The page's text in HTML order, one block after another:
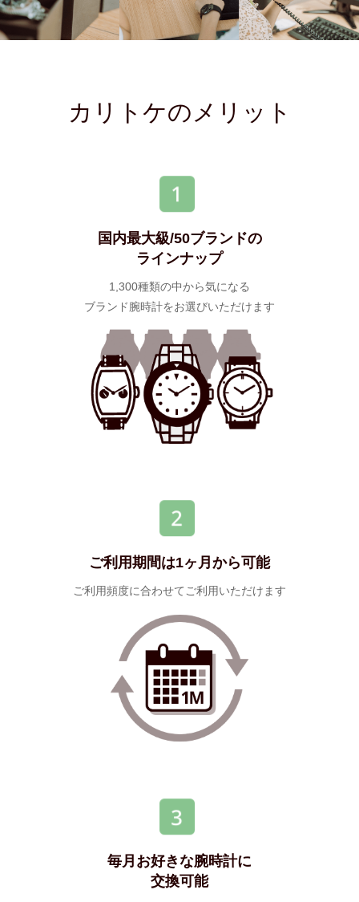
カリトケのメリット
国内最大級/50ブランドの
ラインナップ
1,300種類の中から気になる
ブランド腕時計をお選びいただけます
ご利用期間は1ヶ月から可能
ご利用頻度に合わせてご利用いただけます
毎月お好きな腕時計に
交換可能